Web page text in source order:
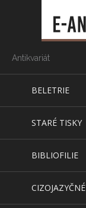
Antikvariát
BELETRIE
STARÉ TISKY
BIBLIOFILIE
CIZOJAZYČNÉ